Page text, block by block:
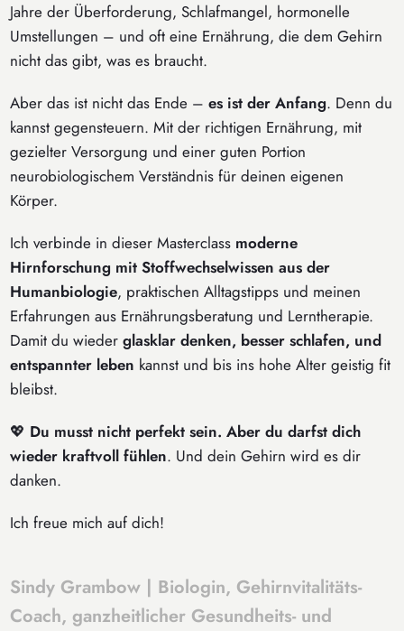
Jahre der Überforderung, Schlafmangel, hormonelle
Umstellungen – und oft eine Ernährung, die dem Gehirn
nicht das gibt, was es braucht.
Aber das ist nicht das Ende – es ist der Anfang. Denn du
kannst gegensteuern. Mit der richtigen Ernährung, mit
gezielter Versorgung und einer guten Portion
neurobiologischem Verständnis für deinen eigenen
Körper.
Ich verbinde in dieser Masterclass moderne
Hirnforschung mit Stoffwechselwissen aus der
Humanbiologie, praktischen Alltagstipps und meinen
Erfahrungen aus Ernährungsberatung und Lerntherapie.
Damit du wieder glasklar denken, besser schlafen, und
entspannter leben kannst und bis ins hohe Alter geistig fit
bleibst.
💖 Du musst nicht perfekt sein. Aber du darfst dich
wieder kraftvoll fühlen. Und dein Gehirn wird es dir
danken.
Ich freue mich auf dich!
Sindy Grambow | Biologin, Gehirnvitalitäts-
Coach, ganzheitlicher Gesundheits- und